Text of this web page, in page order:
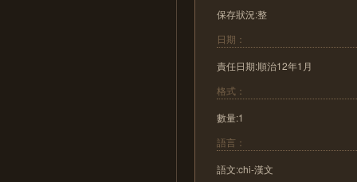
保存狀況:整
日期：
責任日期:順治12年1月
格式：
數量:1
語言：
語文:chi-漢文